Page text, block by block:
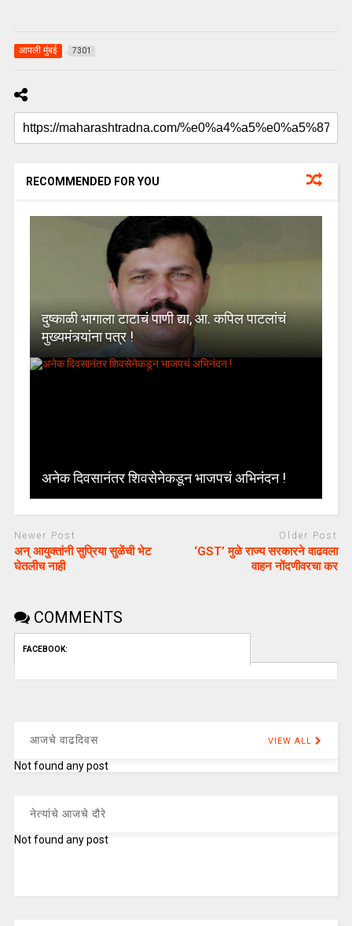
आपली मुंबई 7301
RECOMMENDED FOR YOU
दुष्काळी भागाला टाटाचं पाणी द्या, आ. कपिल पाटलांचं
मुख्यमंत्र्यांना पत्र !
अनेक दिवसानंतर शिवसेनेकडून भाजपचं अभिनंदन !
Newer Post
अन् आयुक्तांनी सुप्रिया सुळेंची भेट
घेतलीच नाही
Older Post
‘GST’ मुळे राज्य सरकारने वाढवला
वाहन नोंदणीवरचा कर
COMMENTS
FACEBOOK:
आजचे वाढदिवस VIEW ALL
Not found any post
नेत्यांचे आजचे दौरे
Not found any post